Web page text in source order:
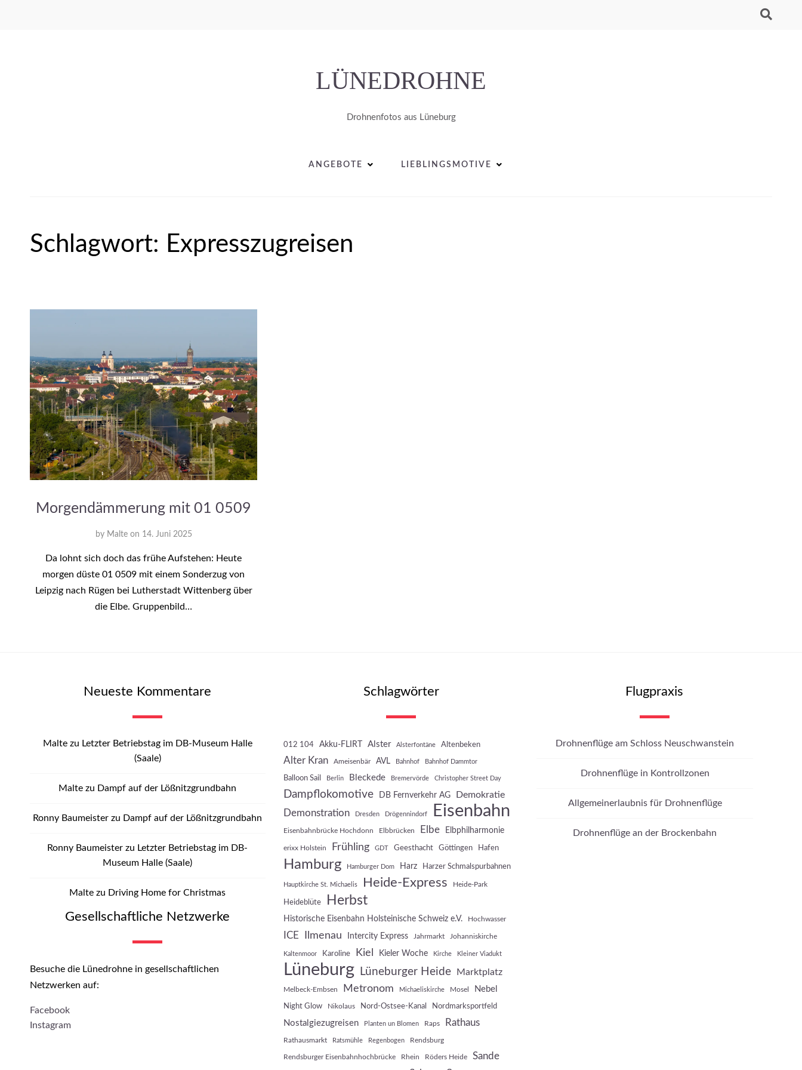
LÜNEDROHNE
Drohnenfotos aus Lüneburg
ANGEBOTE LIEBLINGSMOTIVE
Schlagwort: Expresszugreisen
Morgendämmerung mit 01 0509
by Malte on 14. Juni 2025
Da lohnt sich doch das frühe Aufstehen: Heute
morgen düste 01 0509 mit einem Sonderzug von
Leipzig nach Rügen bei Lutherstadt Wittenberg über
die Elbe. Gruppenbild…
Neueste Kommentare
Maltezu Letzter Betriebstag im DB-Museum Halle
(Saale)
Malte zu Dampf auf der Lößnitzgrundbahn
Ronny Baumeister zu Dampf auf der Lößnitzgrundbahn
Ronny Baumeister zu Letzter Betriebstag im DB-
Museum Halle (Saale)
Malte zu Driving Home for Christmas
Gesellschaftliche Netzwerke
Besuche die Lünedrohne in gesellschaftlichen
Netzwerken auf:
Facebook
Instagram
Schlagwörter
012 104 Akku-FLIRT Alster Alsterfontäne Altenbeken
Alter Kran Ameisenbär AVL Bahnhof Bahnhof Dammtor
Balloon Sail Berlin Bleckede Bremervörde Christopher Street Day
Dampflokomotive DB Fernverkehr AG Demokratie
Demonstration Dresden Drögennindorf Eisenbahn
Eisenbahnbrücke Hochdonn Elbbrücken Elbe Elbphilharmonie
erixx Holstein Frühling GDT Geesthacht Göttingen Hafen
Hamburg Hamburger Dom Harz Harzer Schmalspurbahnen
Hauptkirche St. Michaelis Heide-Express Heide-Park
Heideblüte Herbst
Historische Eisenbahn Holsteinische Schweiz e.V. Hochwasser
ICE Ilmenau Intercity Express Jahrmarkt Johanniskirche
Kaltenmoor Karoline Kiel Kieler Woche Kirche Kleiner Viadukt
Lüneburg Lüneburger Heide Marktplatz
Melbeck-Embsen Metronom Michaeliskirche Mosel Nebel
Night Glow Nikolaus Nord-Ostsee-Kanal Nordmarksportfeld
Nostalgiezugreisen Planten un Blomen Raps Rathaus
Rathausmarkt Ratsmühle Regenbogen Rendsburg
Rendsburger Eisenbahnhochbrücke Rhein Röders Heide Sande
Flugpraxis
Drohnenflüge am Schloss Neuschwanstein
Drohnenflüge in Kontrollzonen
Allgemeinerlaubnis für Drohnenflüge
Drohnenflüge an der Brockenbahn